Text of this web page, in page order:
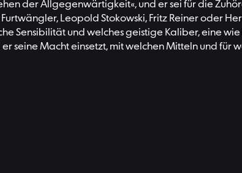
der Allgegenwärtigkeit«, und er sei für die
Leopold Stokowski, Fritz Reiner oder
Sensibilität und welches geistige Kaliber, eine
seine Macht einsetzt, mit welchen Mitteln und für